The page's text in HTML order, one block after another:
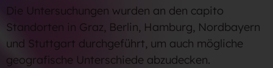
Die Untersuchungen wurden an den capito
Standorten in Graz, Berlin, Hamburg, Nordbayern
und Stuttgart durchgeführt, um auch mögliche
geografische Unterschiede abzudecken.